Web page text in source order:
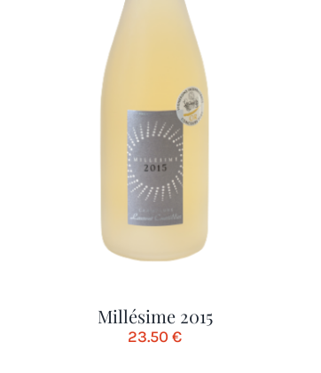
Millésime 2015
23.50€